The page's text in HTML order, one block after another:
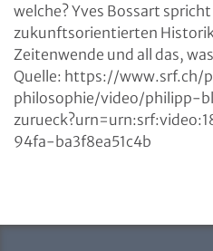
welche? Yves Bossart
zukunftsorientierten
Zeitenwende und all das,
Quelle: https://www.srf.ch/
philosophie/video/philipp-
94fa-ba3f8ea51c4b